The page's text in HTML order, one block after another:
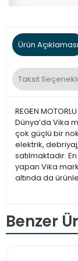
Ürün Açıklaması
Taksit
REGEN
Dünya’da Vika
çok güçlü bir
elektrik,
satılmaktadır.
yapan Vika
altında da
Benzer